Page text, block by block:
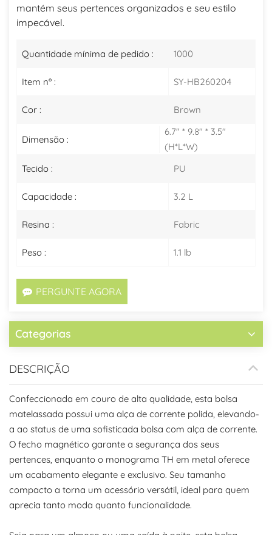
mantém seus pertences organizados e seu estilo
impecável.
Quantidade mínima de pedido : 1000
Item nº : SY-HB260204
Cor : Brown
Dimensão :
6.7" * 9.8" * 3.5"
(H*L*W)
Tecido :
PU
Capacidade : 3.2 L
Resina : Fabric
Peso : 1.1 lb
PERGUNTE AGORA
Categorias
DESCRIÇÃO
Confeccionada em couro de alta qualidade, esta bolsa
matelassada possui uma alça de corrente polida, elevando-
a ao status de uma sofisticada bolsa com alça de corrente.
O fecho magnético garante a segurança dos seus
pertences, enquanto o monograma TH em metal oferece
um acabamento elegante e exclusivo. Seu tamanho
compacto a torna um acessório versátil, ideal para quem
aprecia tanto moda quanto funcionalidade.